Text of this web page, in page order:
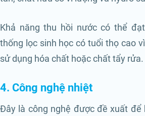
Khả năng thu hồi nước có thể
thống lọc sinh học có tuổi thọ cao
sử dụng hóa chất hoặc chất tẩy rửa.
4. Công nghệ nhiệt
Đây là công nghệ được đề xuất để